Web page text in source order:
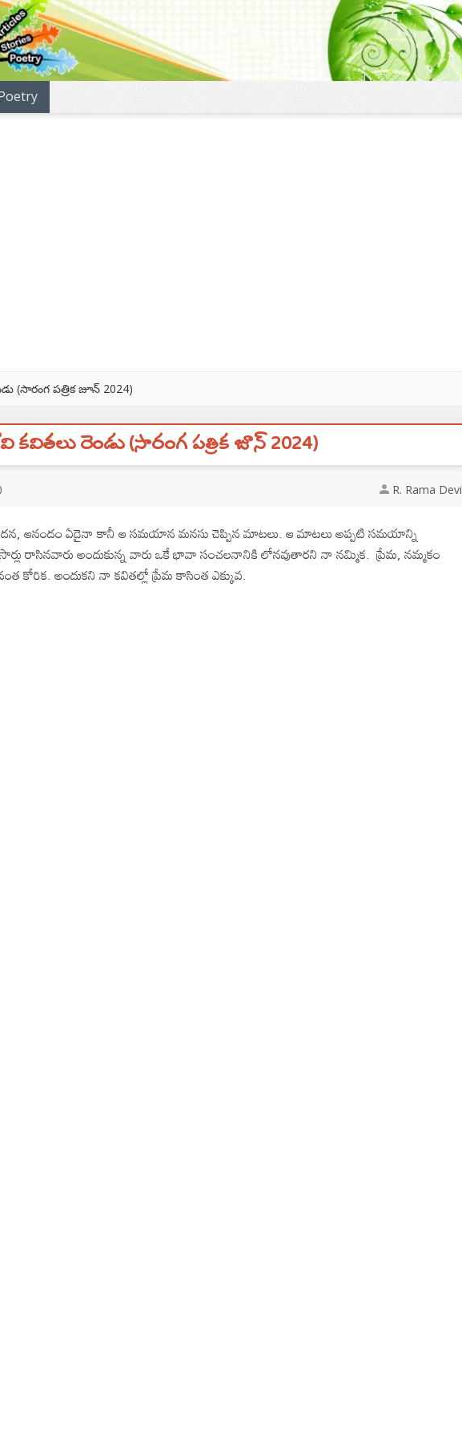
(సారంగ పత్రిక జూన్ 2024)
రెండు (సారంగ పత్రిక జూన్ 2024)
R. Rama Devi
ఆనందం ఏదైనా కానీ ఆ సమయాన మనసు చెప్పిన మాటలు. ఆ మాటలు అప్పటి సమయాన్ని
రాసినవారు అందుకున్న వారు ఒకే భావా సంచలనానికి లోనవుతారని నా నమ్మిక. ప్రేమ, నమ్మకం
కోరిక. అందుకని నా కవితల్లో ప్రేమ కాసింత ఎక్కువ.